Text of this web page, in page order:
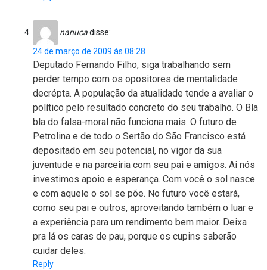
nanucadisse:
24 de março de 2009 às 08:28
Deputado Fernando Filho, siga trabalhando sem
perder tempo com os opositores de mentalidade
decrépta. A população da atualidade tende a avaliar o
político pelo resultado concreto do seu trabalho. O Bla
bla do falsa-moral não funciona mais. O futuro de
Petrolina e de todo o Sertão do São Francisco está
depositado em seu potencial, no vigor da sua
juventude e na parceiria com seu pai e amigos. Ai nós
investimos apoio e esperança. Com você o sol nasce
e com aquele o sol se põe. No futuro você estará,
como seu pai e outros, aproveitando também o luar e
a experiência para um rendimento bem maior. Deixa
pra lá os caras de pau, porque os cupins saberão
cuidar deles.
Reply